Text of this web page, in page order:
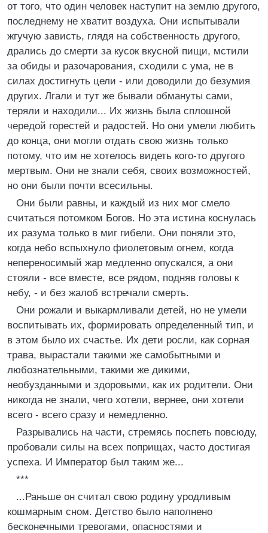
от того, что один человек наступит на землю другого,
последнему не хватит воздуха. Они испытывали
жгучую зависть, глядя на собственность другого,
дрались до смерти за кусок вкусной пищи, мстили
за обиды и разочарования, сходили с ума, не в
силах достигнуть цели - или доводили до безумия
других. Лгали и тут же бывали обмануты сами,
теряли и находили... Их жизнь была сплошной
чередой горестей и радостей. Но они умели любить
до конца, они могли отдать свою жизнь только
потому, что им не хотелось видеть кого-то другого
мертвым. Они не знали себя, своих возможностей,
но они были почти всесильны.
Они были равны, и каждый из них мог смело
считаться потомком Богов. Но эта истина коснулась
их разума только в миг гибели. Они поняли это,
когда небо вспыхнуло фиолетовым огнем, когда
непереносимый жар медленно опускался, а они
стояли - все вместе, все рядом, подняв головы к
небу, - и без жалоб встречали смерть.
Они рожали и выкармливали детей, но не умели
воспитывать их, формировать определенный тип, и
в этом было их счастье. Их дети росли, как сорная
трава, вырастали такими же самобытными и
любознательными, такими же дикими,
необузданными и здоровыми, как их родители. Они
никогда не знали, чего хотели, вернее, они хотели
всего - всего сразу и немедленно.
Разрывались на части, стремясь поспеть повсюду,
пробовали силы на всех поприщах, часто достигая
успеха. И Император был таким же...
***
...Раньше он считал свою родину уродливым
кошмарным сном. Детство было наполнено
бесконечными тревогами, опасностями и